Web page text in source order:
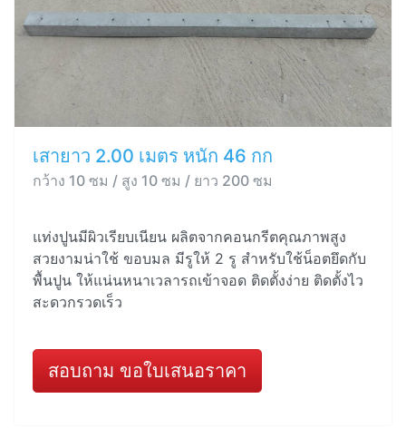
เสายาว 2.00 เมตร หนัก 46 กก
กว้าง 10 ซม / สูง 10 ซม / ยาว 200 ซม
แท่งปูนมีผิวเรียบเนียน ผลิตจากคอนกรีตคุณภาพสูง
สวยงามน่าใช้ ขอบมล มีรูให้ 2 รู สำหรับใช้น็อตยึดกับ
พื้นปูน ให้แน่นหนาเวลารถเข้าจอด ติดตั้งง่าย ติดตั้งไว
สะดวกรวดเร็ว
สอบถาม ขอใบเสนอราคา